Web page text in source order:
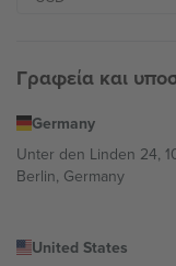
Γραφεία και
Germany
Unter den Linden 24,
Berlin, Germany
United States